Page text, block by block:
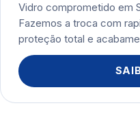
Vidro comprometido em
Fazemos a troca com
proteção total e